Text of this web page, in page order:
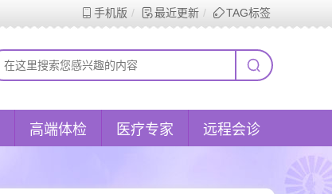
手机版 最近更新 TAG标签
高端体检 医疗专家 远程会诊